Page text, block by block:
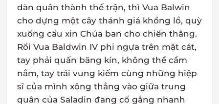
dàn quân thành thế trận, thì Vua Balwin
cho dựng một cây thánh giá khổng lồ, quỳ
xuống cầu xin Chúa ban cho chiến thắng.
Rồi Vua Baldwin IV phi ngựa trên mặt cát,
tay phải quấn băng kín, không thể cầm
nắm, tay trái vung kiếm cùng những hiệp
sĩ của mình xông thẳng vào giữa trung
quân của Saladin đang cố gắng nhanh